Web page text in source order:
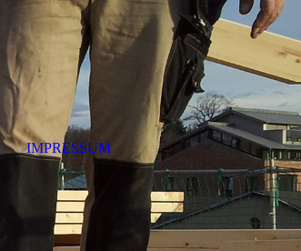
IMPRESSUM